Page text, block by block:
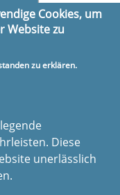
Cookies, um
Website zu
zu erklären.
Diese
unerlässlich